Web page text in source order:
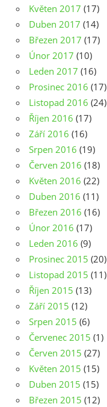
Květen 2017 (17)
Duben 2017 (14)
Březen 2017 (17)
Únor 2017 (10)
Leden 2017 (16)
Prosinec 2016 (17)
Listopad 2016 (24)
Říjen 2016 (17)
Září 2016 (16)
Srpen 2016 (19)
Červen 2016 (18)
Květen 2016 (22)
Duben 2016 (11)
Březen 2016 (16)
Únor 2016 (17)
Leden 2016 (9)
Prosinec 2015 (20)
Listopad 2015 (11)
Říjen 2015 (13)
Září 2015 (12)
Srpen 2015 (6)
Červenec 2015 (1)
Červen 2015 (27)
Květen 2015 (15)
Duben 2015 (15)
Březen 2015 (12)